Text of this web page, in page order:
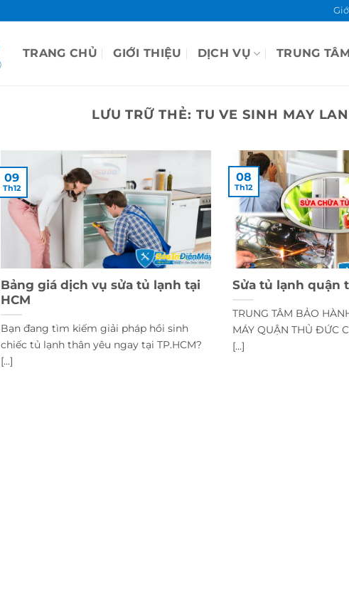
TRANG CHỦ GIỚI THIỆU DỊCH VỤ TRUNG
LƯU TRỮ THẺ: TU VE SINH MAY
Bảng giá dịch vụ sửa tủ lạnh tại
HCM
Bạn đang tìm kiếm giải pháp hồi sinh
chiếc tủ lạnh thân yêu ngay tại TP.HCM?
[...]
09
Th12
Sửa tủ lạnh quận
TRUNG TÂM BẢO
MÁY QUẬN THỦ ĐỨC
[...]
08
Th12